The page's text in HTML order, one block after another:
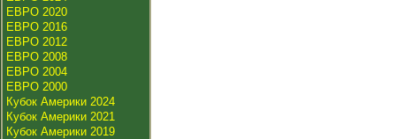
ЕВРО 2020
ЕВРО 2016
ЕВРО 2012
ЕВРО 2008
ЕВРО 2004
ЕВРО 2000
Кубок Америки 2024
Кубок Америки 2021
Кубок Америки 2019